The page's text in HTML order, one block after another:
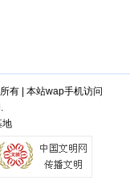
有| 本站wap手机访问
地